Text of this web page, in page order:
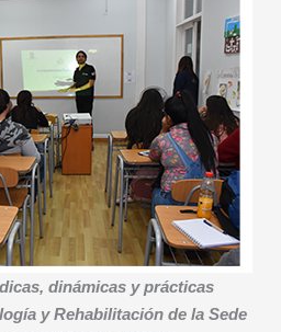
dinámicas y prácticas
y Rehabilitación de la Sede